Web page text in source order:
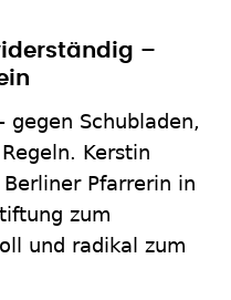
–
gegen Schubladen,
Kerstin
Pfarrerin in
zum
und radikal zum